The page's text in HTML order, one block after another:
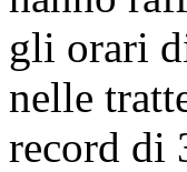
gli orari
nelle
record di